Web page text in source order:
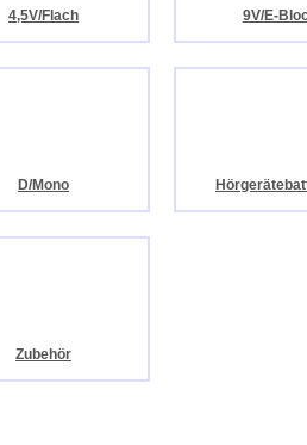
4,5V/Flach 9V/E-
D/Mono
Zubehör